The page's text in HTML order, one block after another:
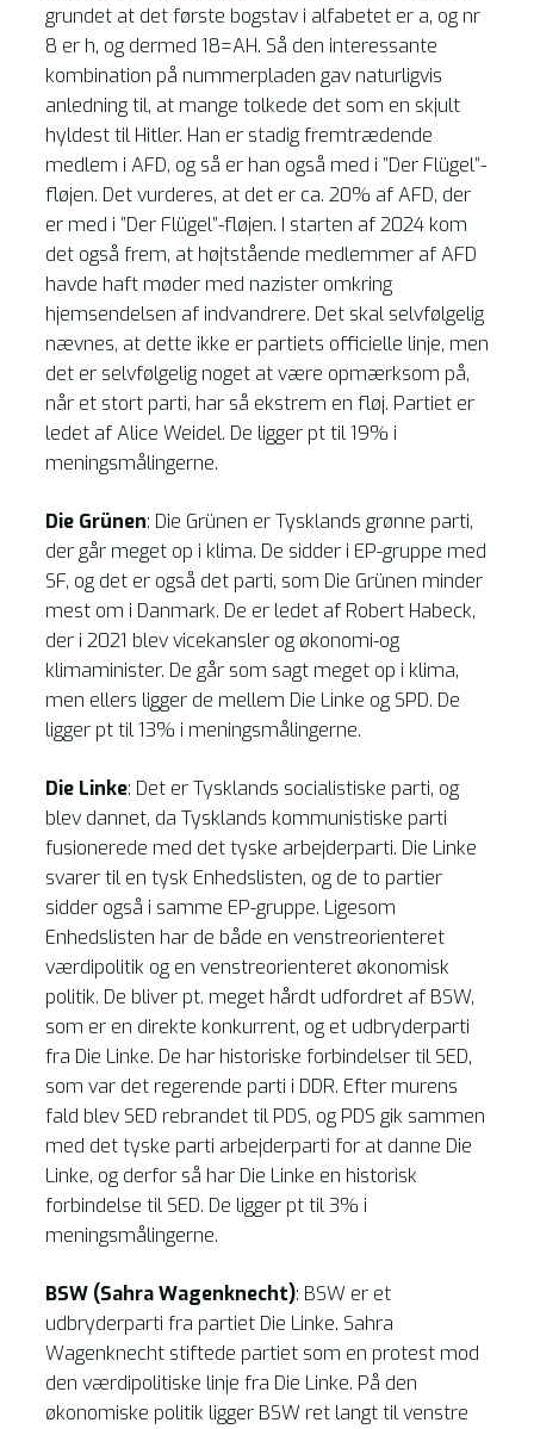
grundet at det første bogstav i alfabetet er a, og nr
8 er h, og dermed 18=AH. Så den interessante
kombination på nummerpladen gav naturligvis
anledning til, at mange tolkede det som en skjult
hyldest til Hitler. Han er stadig fremtrædende
medlem i AFD, og så er han også med i ”Der Flügel”-
fløjen. Det vurderes, at det er ca. 20% af AFD, der
er med i ”Der Flügel”-fløjen. I starten af 2024 kom
det også frem, at højtstående medlemmer af AFD
havde haft møder med nazister omkring
hjemsendelsen af indvandrere. Det skal selvfølgelig
nævnes, at dette ikke er partiets officielle linje, men
det er selvfølgelig noget at være opmærksom på,
når et stort parti, har så ekstrem en fløj. Partiet er
ledet af Alice Weidel. De ligger pt til 19% i
meningsmålingerne.
Die Grünen: Die Grünen er Tysklands grønne parti,
der går meget op i klima. De sidder i EP-gruppe med
SF, og det er også det parti, som Die Grünen minder
mest om i Danmark. De er ledet af Robert Habeck,
der i 2021 blev vicekansler og økonomi-og
klimaminister. De går som sagt meget op i klima,
men ellers ligger de mellem Die Linke og SPD. De
ligger pt til 13% i meningsmålingerne.
Die Linke: Det er Tysklands socialistiske parti, og
blev dannet, da Tysklands kommunistiske parti
fusionerede med det tyske arbejderparti. Die Linke
svarer til en tysk Enhedslisten, og de to partier
sidder også i samme EP-gruppe. Ligesom
Enhedslisten har de både en venstreorienteret
værdipolitik og en venstreorienteret økonomisk
politik. De bliver pt. meget hårdt udfordret af BSW,
som er en direkte konkurrent, og et udbryderparti
fra Die Linke. De har historiske forbindelser til SED,
som var det regerende parti i DDR. Efter murens
fald blev SED rebrandet til PDS, og PDS gik sammen
med det tyske parti arbejderparti for at danne Die
Linke, og derfor så har Die Linke en historisk
forbindelse til SED. De ligger pt til 3% i
meningsmålingerne.
BSW (Sahra Wagenknecht): BSW er et
udbryderparti fra partiet Die Linke. Sahra
Wagenknecht stiftede partiet som en protest mod
den værdipolitiske linje fra Die Linke. På den
økonomiske politik ligger BSW ret langt til venstre